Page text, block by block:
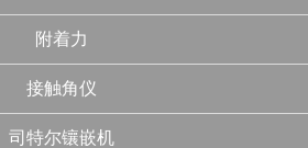
附着力
接触角仪
司特尔镶嵌机